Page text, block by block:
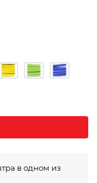
в одном из